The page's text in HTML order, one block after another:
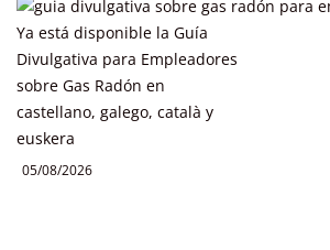
Ya está disponible la Guía
Divulgativa para Empleadores
sobre Gas Radón en
castellano, galego, català y
euskera
05/08/2026